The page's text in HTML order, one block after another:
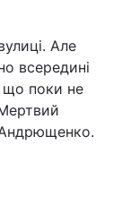
Але
всередині
що поки не